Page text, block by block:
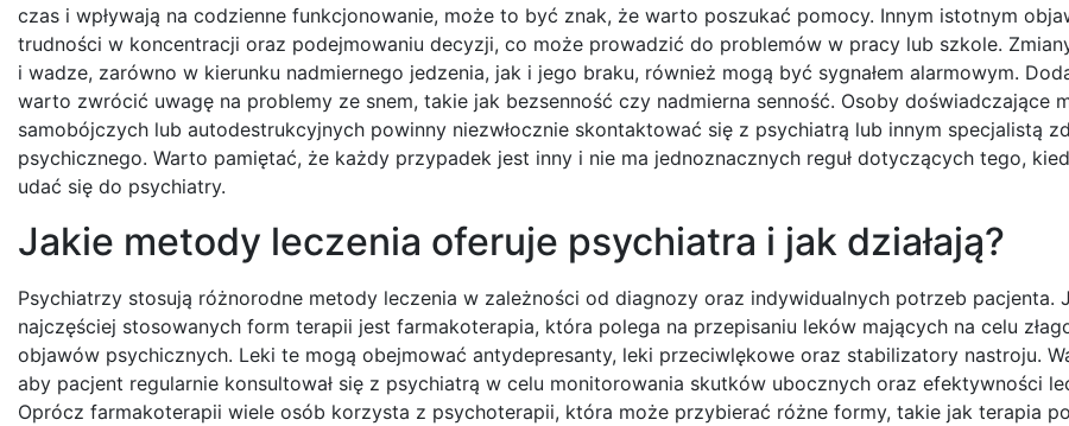
czas i wpływają na codzienne funkcjonowanie, może to być znak, że warto poszukać pomocy. Innym istotnym
trudności w koncentracji oraz podejmowaniu decyzji, co może prowadzić do problemów w pracy lub szkole.
i wadze, zarówno w kierunku nadmiernego jedzenia, jak i jego braku, również mogą być sygnałem alarmowym.
warto zwrócić uwagę na problemy ze snem, takie jak bezsenność czy nadmierna senność. Osoby doświadczające
samobójczych lub autodestrukcyjnych powinny niezwłocznie skontaktować się z psychiatrą lub innym specjalistą
psychicznego. Warto pamiętać, że każdy przypadek jest inny i nie ma jednoznacznych reguł dotyczących tego,
udać się do psychiatry.
Jakie metody leczenia oferuje psychiatra i jak działają?
Psychiatrzy stosują różnorodne metody leczenia w zależności od diagnozy oraz indywidualnych potrzeb pacjenta.
najczęściej stosowanych form terapii jest farmakoterapia, która polega na przepisaniu leków mających na celu
objawów psychicznych. Leki te mogą obejmować antydepresanty, leki przeciwlękowe oraz stabilizatory nastroju.
aby pacjent regularnie konsultował się z psychiatrą w celu monitorowania skutków ubocznych oraz efektywności
Oprócz farmakoterapii wiele osób korzysta z psychoterapii, która może przybierać różne formy, takie jak terapia